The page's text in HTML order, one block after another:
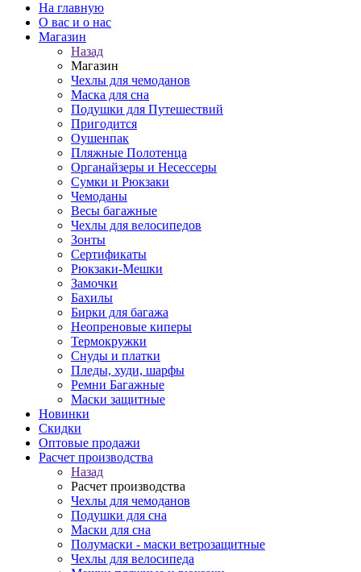
На главную
О вас и о нас
Магазин
Назад
Магазин
Чехлы для чемоданов
Маска для сна
Подушки для Путешествий
Пригодится
Оушенпак
Пляжные Полотенца
Органайзеры и Несессеры
Сумки и Рюкзаки
Чемоданы
Весы багажные
Чехлы для велосипедов
Зонты
Сертификаты
Рюкзаки-Мешки
Замочки
Бахилы
Бирки для багажа
Неопреновые киперы
Термокружки
Снуды и платки
Пледы, худи, шарфы
Ремни Багажные
Маски защитные
Новинки
Скидки
Оптовые продажи
Расчет производства
Назад
Расчет производства
Чехлы для чемоданов
Подушки для сна
Маски для сна
Полумаски - маски ветрозащитные
Чехлы для велосипеда